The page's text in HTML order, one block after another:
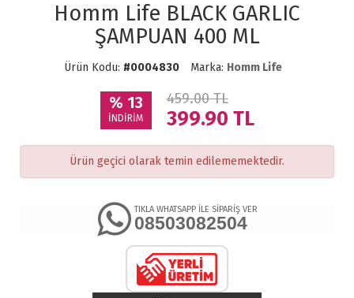
Homm Life BLACK GARLIC
ŞAMPUAN 400 ML
Ürün Kodu: #0004830 Marka: Homm Life
% 13
İNDİRİM
459.00 TL
399.90 TL
Ürün geçici olarak temin edilememektedir.
TIKLA WHATSAPP İLE SİPARİŞ VER
08503082504